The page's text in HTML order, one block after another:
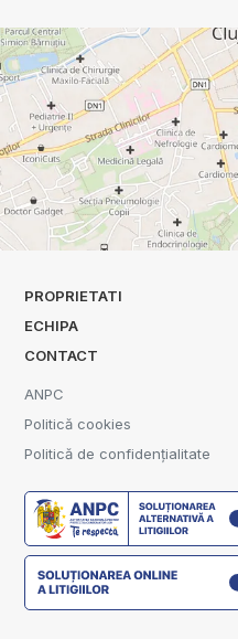
PROPRIETATI
ECHIPA
CONTACT
ANPC
Politică cookies
Politică de confidențialitate